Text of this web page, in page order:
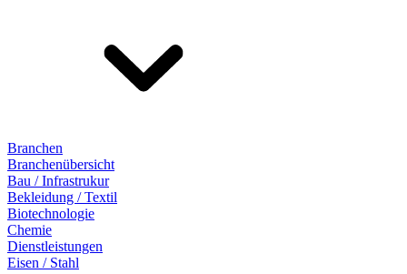
Branchen
Branchenübersicht
Bau / Infrastrukur
Bekleidung / Textil
Biotechnologie
Chemie
Dienstleistungen
Eisen / Stahl